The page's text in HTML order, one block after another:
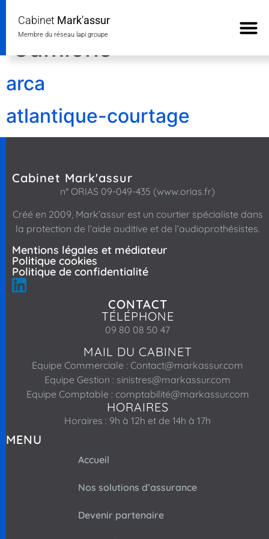
Cabinet Mark'assur
Membre du réseau lapi groupe
Courtiers Type :
Camions
arca
atlantique-courtage
Cabinet Mark'assur
n° ORIAS 09-049-435 (www.orias.fr)
Créé en 2009, Mark’assur est un courtier spécialiste dans
la protection de l’aide auditive et de l’audioprothésistes.
Mentions légales et médiateur
Politique cookies
Politique de confidentialité
CONTACT
TÉLÉPHONE
09 80 08 50 47
MAIL DU CABINET
Equipe Commerciale : Contact@markassur.com
Equipe Gestion : sinistres@markassur.com
Equipe Comptable : comptabilité@markassur.com
HORAIRES
Horaires : 9h à 12h et de 14h à 17h
MENU
Accueil
Nos solutions d’assurance
Devenir partenaire